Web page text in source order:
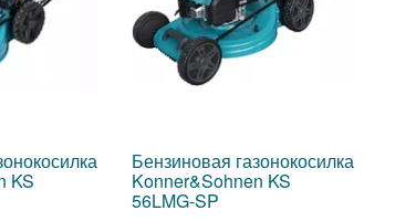
KS
Бензиновая газонокосилка
Konner&Sohnen KS
56LMG-SP